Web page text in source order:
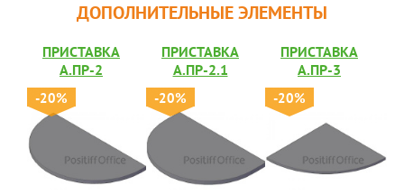
ДОПОЛНИТЕЛЬНЫЕ ЭЛЕМЕНТЫ
ПРИСТАВКА
А.ПР-2
-20%
ПРИСТАВКА
А.ПР-2.1
-20%
ПРИСТАВКА
А.ПР-3
-20%